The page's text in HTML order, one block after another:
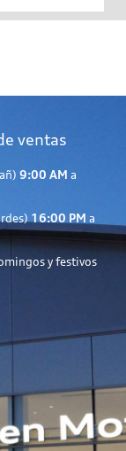
ventas
9:00 AM a
16:00 PM a
y festivos